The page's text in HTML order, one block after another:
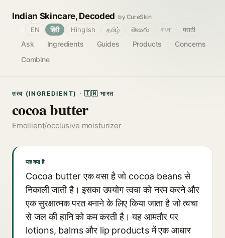
Indian Skincare, Decoded by CureSkin
Ask Ingredients Guides Products
Concerns
Combine
EN हिंदी Hinglish தமிழ் తెలుగు বাংলা मराठी
तत्व (INGREDIENT) · 🇮🇳 भारत
cocoa butter
Emollient/occlusive moisturizer
यह क्या है
Cocoa butter एक वसा है जो cocoa beans से
निकाली जाती है। इसका उपयोग त्वचा को नरम करने और
एक सुरक्षात्मक परत बनाने के लिए किया जाता है जो त्वचा
से जल की हानि को कम करती है। यह आमतौर पर
lotions, balms और lip products में एक आधार